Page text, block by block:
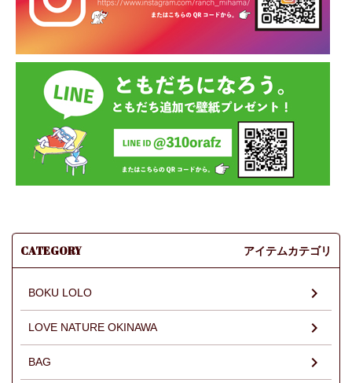
CATEGORY アイテムカテゴリ
BOKU LOLO
LOVE NATURE OKINAWA
BAG